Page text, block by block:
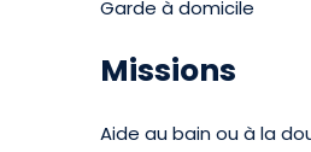
Garde à domicile
Missions
Aide au bain ou à la